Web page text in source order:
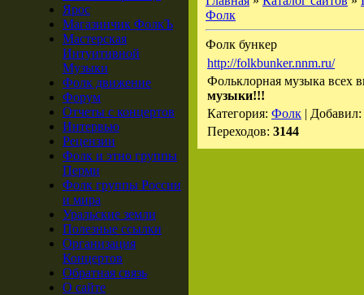
Ярос
Магазинчик ФолкЪ
Мастерская
Интуитивной
Музыки
Фолк движение
Форум
Отчеты с концертов
Интервью
Рецензии
Фолк и этно группы
Перми
Фолк группы России
и мира
Уральские земли
Полезные ссылки
Организация
Концертов
Обратная связь
О сайте
Фолк
Фолк бункер
http://folkbunker.nnm.ru/
Фольклорная музыка всех
музыки!!!
Категория: Фолк | Добавил:
Переходов: 3144